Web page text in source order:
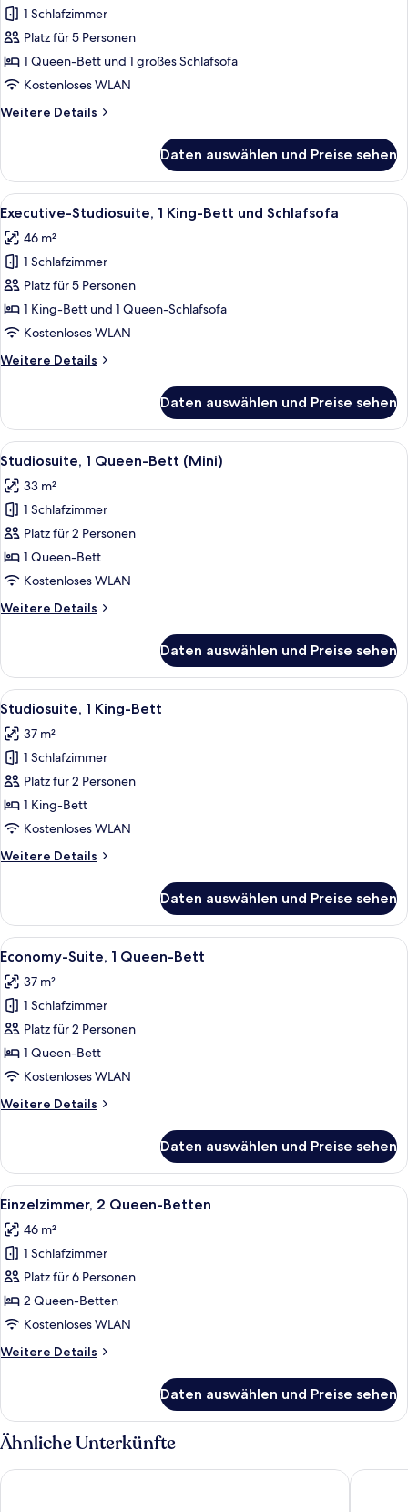
Signature-
Suite,
1 Queen-
Bett
Schlafsofa
1 Schlafzimmer
Platz für 5 Personen
1 Queen-Bett und 1 großes Schlafsofa
Kostenloses WLAN
Weitere Details
Weitere
Suite,
1 Queen-
Bett
Schlafsofa
Daten auswählen und Preise sehen
Alle
Fotos
für
Executive-
Studiosuite,
1 King-
Bett
Schlafsofa
Ein ordentlich bezogenes Bett mit
5
Executive-Studiosuite, 1 King-Bett und Schlafsofa
46 m²
1 Schlafzimmer
Platz für 5 Personen
1 King-Bett und 1 Queen-Schlafsofa
Kostenloses WLAN
Weitere Details
Weitere
Studiosuite,
1 King-
Bett
Schlafsofa
Daten auswählen und Preise sehen
Alle
Fotos
für
Studiosuite,
1
Queen-
Bett
anzeigen
Ein Hotelzimmer mit einem großen
5
Studiosuite, 1 Queen-Bett (Mini)
33 m²
1 Schlafzimmer
Platz für 2 Personen
1 Queen-Bett
Kostenloses WLAN
Weitere Details
Weitere
1
Queen-
Bett
Daten auswählen und Preise sehen
Alle
Fotos
für
Studiosuite,
1 King-
Bett
anzeigen
Ein Hotelzimmer mit einem großen
5
Studiosuite, 1 King-Bett
37 m²
1 Schlafzimmer
Platz für 2 Personen
1 King-Bett
Kostenloses WLAN
Weitere Details
Weitere
1 King-
Bett
Daten auswählen und Preise sehen
Alle
Fotos
für
Economy-
Suite,
1
Queen-
anzeigen
Ein Hotelzimmer mit einem großen
5
Economy-Suite, 1 Queen-Bett
37 m²
1 Schlafzimmer
Platz für 2 Personen
1 Queen-Bett
Kostenloses WLAN
Weitere Details
Weitere
Suite,
Queen-
Daten auswählen und Preise sehen
Alle
Fotos
für
Einzelzimmer,
2 Queen-
Betten
anzeigen
Ein Hotelzimmer mit zwei Betten,
5
Einzelzimmer, 2 Queen-Betten
46 m²
1 Schlafzimmer
Platz für 6 Personen
2 Queen-Betten
Kostenloses WLAN
Weitere Details
Weitere
2 Queen-
Betten
Daten auswählen und Preise sehen
Ähnliche Unterkünfte
Holiday Inn Express & Suites Downtown Ottawa East by IHG